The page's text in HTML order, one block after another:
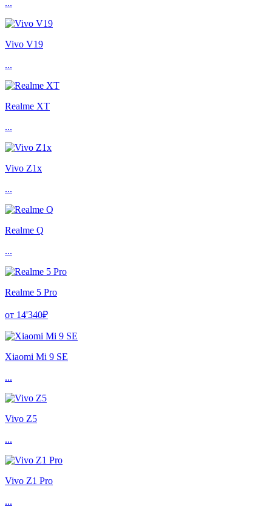
...
Vivo V19
...
Realme XT
...
Vivo Z1x
...
Realme Q
...
Realme 5 Pro
от 14'340₽
Xiaomi Mi 9 SE
...
Vivo Z5
...
Vivo Z1 Pro
...